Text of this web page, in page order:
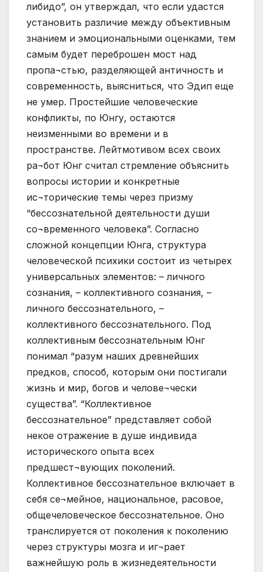
либидо”, он утверждал, что если удастся
установить различие между объективным
знанием и эмоциональными оценками, тем
самым будет переброшен мост над
пропа¬стью, разделяющей античность и
современность, выясниться, что Эдип еще
не умер. Простейшие человеческие
конфликты, по Юнгу, остаются
неизменными во времени и в
пространстве. Лейтмотивом всех своих
ра¬бот Юнг считал стремление объяснить
вопросы истории и конкретные
ис¬торические темы через призму
“бессознательной деятельности души
со¬временного человека”. Согласно
сложной концепции Юнга, структура
человеческой психики состоит из четырех
универсальных элементов: – личного
сознания, – коллективного сознания, –
личного бессознательного, –
коллективного бессознательного. Под
коллективным бессознательным Юнг
понимал “разум наших древнейших
предков, способ, которым они постигали
жизнь и мир, богов и челове¬чески
существа”. “Коллективное
бессознательное” представляет собой
некое отражение в душе индивида
исторического опыта всех
предшест¬вующих поколений.
Коллективное бессознательное включает в
себя се¬мейное, национальное, расовое,
общечеловеческое бессознательное. Оно
транслируется от поколения к поколению
через структуры мозга и иг¬рает
важнейшую роль в жизнедеятельности